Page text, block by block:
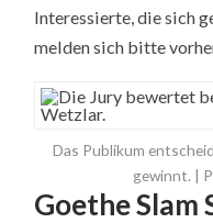
Interessierte, die sich
melden sich bitte
Das Publikum
gewinnt. |
Goethe